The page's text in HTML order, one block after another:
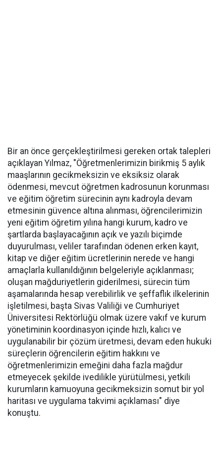
Bir an önce gerçekleştirilmesi gereken ortak talepleri
açıklayan Yılmaz, "Öğretmenlerimizin birikmiş 5 aylık
maaşlarının gecikmeksizin ve eksiksiz olarak
ödenmesi, mevcut öğretmen kadrosunun korunması
ve eğitim öğretim sürecinin aynı kadroyla devam
etmesinin güvence altına alınması, öğrencilerimizin
yeni eğitim öğretim yılına hangi kurum, kadro ve
şartlarda başlayacağının açık ve yazılı biçimde
duyurulması, veliler tarafından ödenen erken kayıt,
kitap ve diğer eğitim ücretlerinin nerede ve hangi
amaçlarla kullanıldığının belgeleriyle açıklanması;
oluşan mağduriyetlerin giderilmesi, sürecin tüm
aşamalarında hesap verebilirlik ve şeffaflık ilkelerinin
işletilmesi, başta Sivas Valiliği ve Cumhuriyet
Üniversitesi Rektörlüğü olmak üzere vakıf ve kurum
yönetiminin koordinasyon içinde hızlı, kalıcı ve
uygulanabilir bir çözüm üretmesi, devam eden hukuki
süreçlerin öğrencilerin eğitim hakkını ve
öğretmenlerimizin emeğini daha fazla mağdur
etmeyecek şekilde ivedilikle yürütülmesi, yetkili
kurumların kamuoyuna gecikmeksizin somut bir yol
haritası ve uygulama takvimi açıklaması" diye
konuştu.